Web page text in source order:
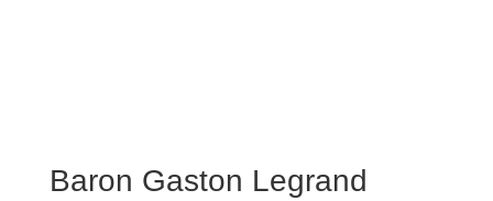
Baron Gaston Legrand